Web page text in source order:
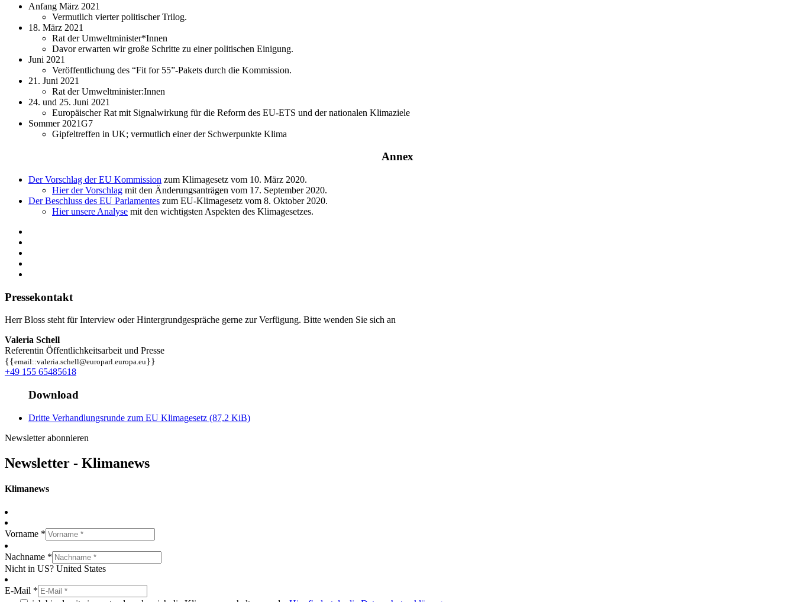
Anfang März 2021
Vermutlich vierter politischer Trilog.
18. März 2021
Rat der Umweltminister*Innen
Davor erwarten wir große Schritte zu einer politischen Einigung.
Juni 2021
Veröffentlichung des “Fit for 55”-Pakets durch die Kommission.
21. Juni 2021
Rat der Umweltminister:Innen
24. und 25. Juni 2021
Europäischer Rat mit Signalwirkung für die Reform des EU-ETS und der nationalen Klimaziele
Sommer 2021G7
Gipfeltreffen in UK; vermutlich einer der Schwerpunkte Klima
Annex
Der Vorschlag der EU Kommission zum Klimagesetz vom 10. März 2020.
Hier der Vorschlag mit den Änderungsanträgen vom 17. September 2020.
Der Beschluss des EU Parlamentes zum EU-Klimagesetz vom 8. Oktober 2020.
Hier unsere Analyse mit den wichtigsten Aspekten des Klimagesetzes.
Pressekontakt
Herr Bloss steht für Interview oder Hintergrundgespräche gerne zur Verfügung. Bitte wenden Sie sich an
Valeria Schell
Referentin Öffentlichkeitsarbeit und Presse
{{email::valeria.schell@europarl.europa.eu}}
+49 155 65485618
Download
Dritte Verhandlungsrunde zum EU Klimagesetz (87,2 KiB)
Newsletter abonnieren
Newsletter - Klimanews
Klimanews
Vorname *
Nachname *
Nicht in US? United States
E-Mail *